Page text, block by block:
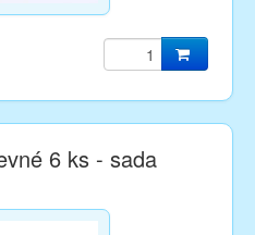
6 ks - sada